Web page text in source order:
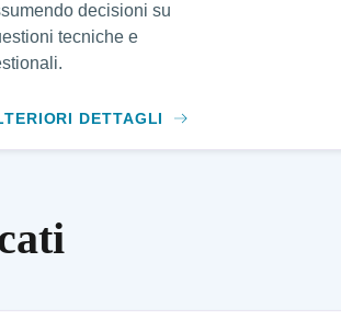
decisioni su
tecniche e
DETTAGLI